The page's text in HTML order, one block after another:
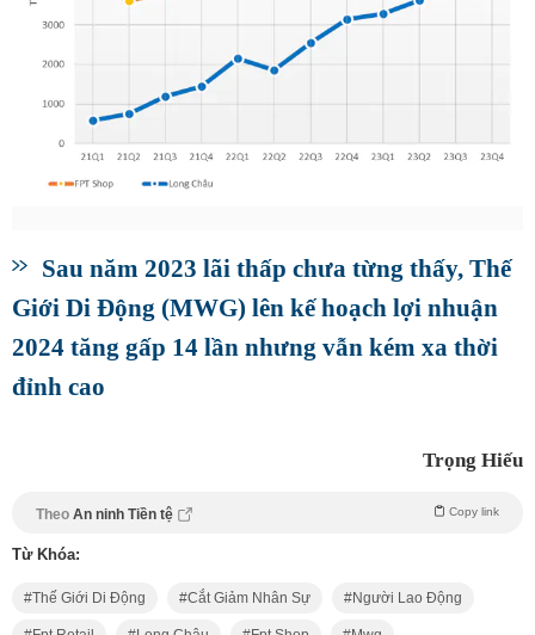
Sau năm 2023 lãi thấp chưa từng thấy, Thế
Giới Di Động (MWG) lên kế hoạch lợi nhuận
2024 tăng gấp 14 lần nhưng vẫn kém xa thời
đỉnh cao
Trọng Hiếu
Theo An ninh Tiền tệ Copy link
Từ Khóa:
Thế Giới Di Động Cắt Giảm Nhân Sự Người Lao Động